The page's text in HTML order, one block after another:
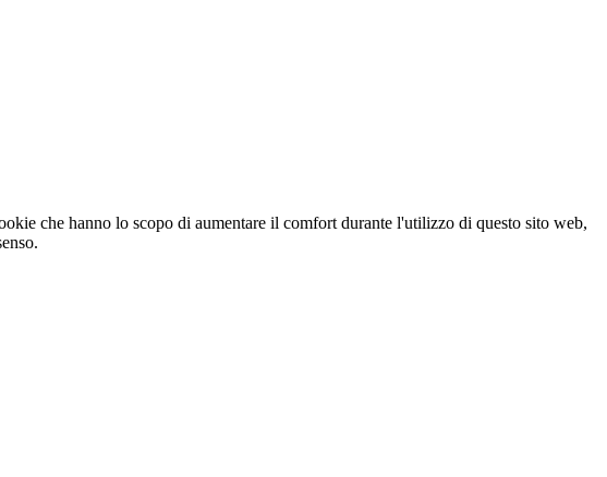
che hanno lo scopo di aumentare il comfort durante l'utilizzo di questo sito web,